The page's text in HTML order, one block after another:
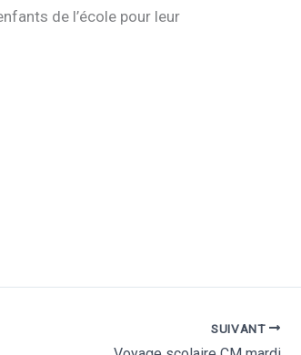
de l’école pour leur
SUIVANT